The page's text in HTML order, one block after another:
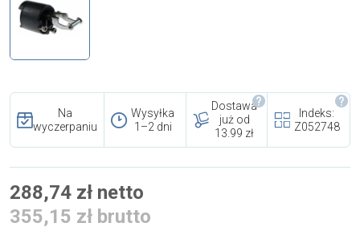
i cookies
Skontaktuj się z nami
Polecany artykuł
Na
wyczerpaniu
Wysyłka
1–2 dni
Dostawa
już od
13.99 zł
Indeks:
Z052748
288,74 zł netto
355,15 zł brutto